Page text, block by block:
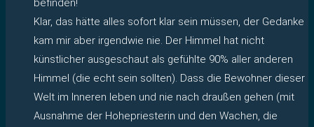
befinden!
Klar, das hätte alles sofort klar sein müssen, der Gedanke
kam mir aber irgendwie nie. Der Himmel hat nicht
künstlicher ausgeschaut als gefühlte 90% aller anderen
Himmel (die echt sein sollten). Dass die Bewohner dieser
Welt im Inneren leben und nie nach draußen gehen (mit
Ausnahme der Hohepriesterin und den Wachen, die